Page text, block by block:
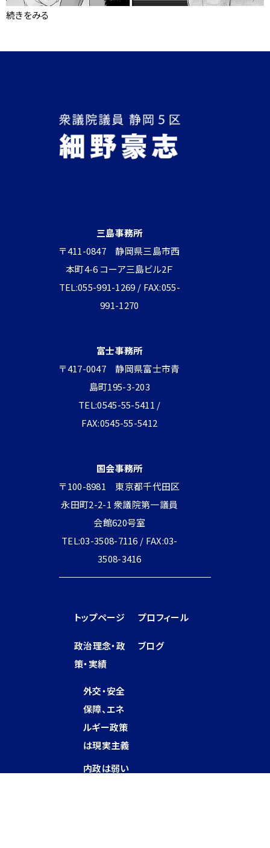
続きをみる
三島事務所
〒411-0847 静岡県三島市西
本町4-6 コーア三島ビル2Ｆ
TEL:055-991-1269 / FAX:055-
991-1270
富士事務所
〒417-0047 静岡県富士市青
島町195-3-203
TEL:0545-55-5411 /
FAX:0545-55-5412
国会事務所
〒100-8981 東京都千代田区
永田町2-2-1 衆議院第一議員
会館620号室
TEL:03-3508-7116 / FAX:03-
3508-3416
トップページ プロフィール
政治理念・政
策・実績
外交・安全
保障、エネ
ルギー政策
は現実主義
内政は弱い
ブログ